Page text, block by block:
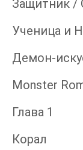
Защитник /
Ученица и
Демон-
Monster
Глава 1
Корал